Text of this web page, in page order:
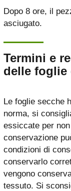
Dopo 8 ore, il
asciugato.
Termini e
delle foglie
Le foglie secche
norma, si
essiccate per
conservazione
condizioni di
conservarlo
vengono
tessuto. Si